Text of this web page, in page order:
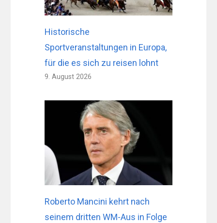
Historische
Sportveranstaltungen in Europa,
für die es sich zu reisen lohnt
9. August 2026
Roberto Mancini kehrt nach
seinem dritten WM-Aus in Folge